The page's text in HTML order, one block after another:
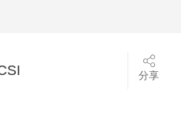
分享